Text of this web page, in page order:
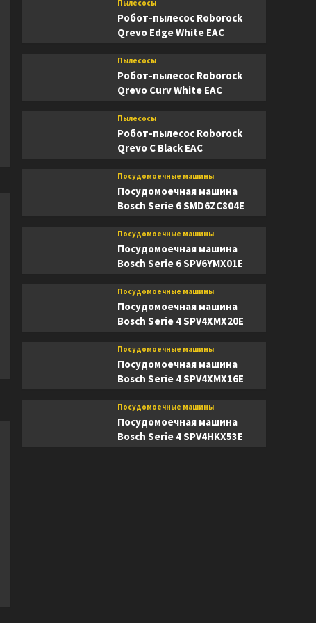
Пылесосы
Робот-пылесос Roborock
Qrevo Edge White EAC
Пылесосы
Робот-пылесос Roborock
Qrevo Curv White EAC
Пылесосы
Робот-пылесос Roborock
Qrevo C Black EAC
Посудомоечные машины
Посудомоечная машина
Bosch Serie 6 SMD6ZC804E
Посудомоечные машины
Посудомоечная машина
Bosch Serie 6 SPV6YMX01E
Посудомоечные машины
Посудомоечная машина
Bosch Serie 4 SPV4XMX20E
Посудомоечные машины
Посудомоечная машина
Bosch Serie 4 SPV4XMX16E
Посудомоечные машины
Посудомоечная машина
Bosch Serie 4 SPV4HKX53E